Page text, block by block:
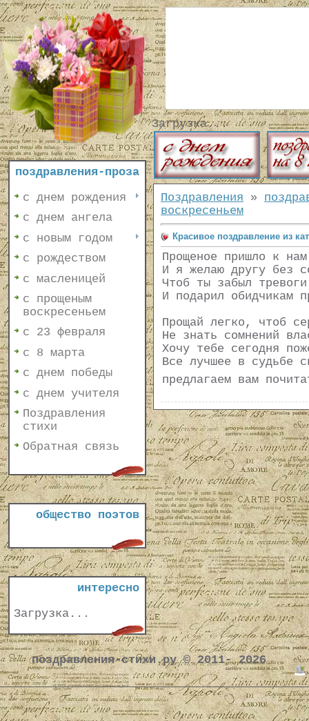
поздравления-проза
с днем рождения
с днем ангела
с новым годом
с рождеством
с масленицей
с прощеным
воскресеньем
с 23 февраля
с 8 марта
с днем победы
с днем учителя
Поздравления
стихи
Обратная связь
общество поэтов
интересно
Загрузка...
Загрузка...
Поздравления »
воскресеньем
Красивое поздравление из
Прощеное пришло к
И я желаю другу без
Чтоб ты забыл
И подарил обидчикам
Прощай легко, чтоб
Не знать сомнений
Хочу тебе сегодня
Все лучшее в судьбе
предлагаем вам
поздравления-стихи.ру © 2011- 2026